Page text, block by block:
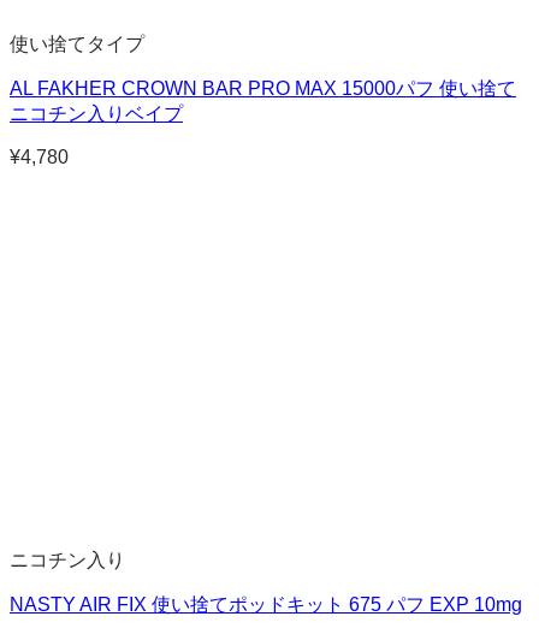
使い捨てタイプ
AL FAKHER CROWN BAR PRO MAX 15000パフ 使い捨て
ニコチン入りベイプ
¥4,780
ニコチン入り
NASTY AIR FIX 使い捨てポッドキット 675 パフ EXP 10mg